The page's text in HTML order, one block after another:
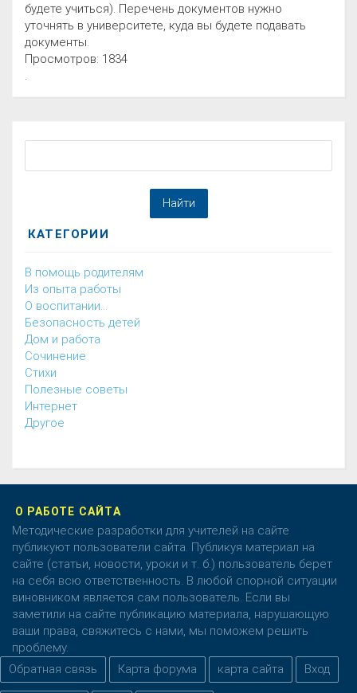
будете учиться). Перечень документов нужно
уточнять в университете, куда вы будете подавать
документы.
Просмотров: 1834
.
КАТЕГОРИИ
В помощь родителям
Из опыта работы
О воспитании...
Безопасность детей
Дом и работа
Cочинение
Cтихи
Полезные советы
Интернет
Другое
О РАБОТЕ САЙТА
Методические разработки для учителей на сайте
публикуют пользователи сайта. Публикуя материал на
сайте (статьи, новости, уроки и т. б.) пользователь берет
на себя всю ответственность. В любой спорной ситуации
виновником является сам пользователь. Если вы
заметили на сайте публикацию материала, нарушающую
ваши права, свяжитесь с нами, мы поможем решить
проблему.
Обратная связь
Карта форума карта сайта Вход